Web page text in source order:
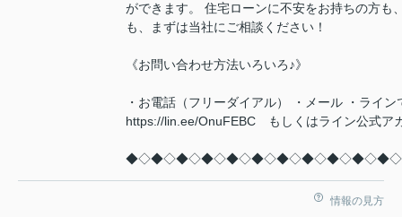
ができます。 住宅ローンに不安をお持ちの方も
も、まずは当社にご相談ください！
《お問い合わせ方法いろいろ♪》
・お電話（フリーダイアル） ・メール ・ライ
https://lin.ee/OnuFEBC もしくはライン公式ア
情報の見方